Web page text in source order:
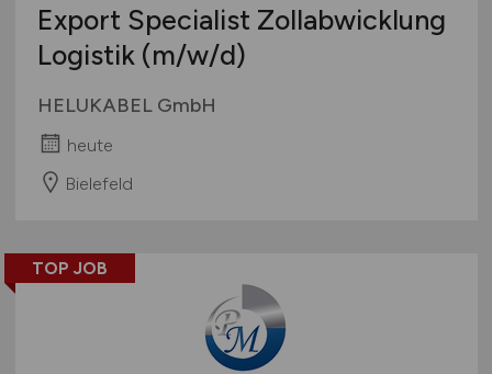
Export Specialist Zollabwicklung
Logistik (m/w/d)
HELUKABEL GmbH
heute
Bielefeld
TOP JOB